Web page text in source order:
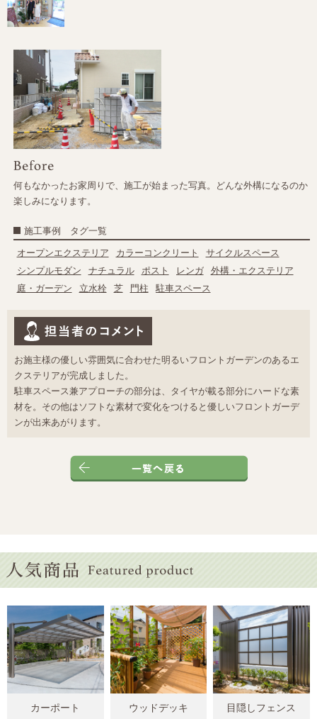
何もなかったお家周りで、施工が始まった写真。どんな外構になるのか
楽しみになります。
施工事例 タグ一覧
オープンエクステリア カラーコンクリート
サイクルスペース
シンプルモダン
ナチュラル ポスト レンガ
外構・エクステリア
庭・ガーデン
立水栓 芝 門柱 駐車スペース
お施主様の優しい雰囲気に合わせた明るいフロントガーデンのあるエ
クステリアが完成しました。
駐車スペース兼アプローチの部分は、タイヤが載る部分にハードな素
材を。その他はソフトな素材で変化をつけると優しいフロントガーデ
ンが出来あがります。
カーポート ウッドデッキ 目隠しフェンス